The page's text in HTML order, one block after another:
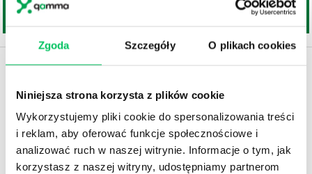
Zgoda Szczegóły O plikach cookies
Niniejsza strona korzysta z plików cookie
Wykorzystujemy pliki cookie do spersonalizowania treści
i reklam, aby oferować funkcje społecznościowe i
analizować ruch w naszej witrynie. Informacje o tym, jak
korzystasz z naszej witryny, udostępniamy partnerom